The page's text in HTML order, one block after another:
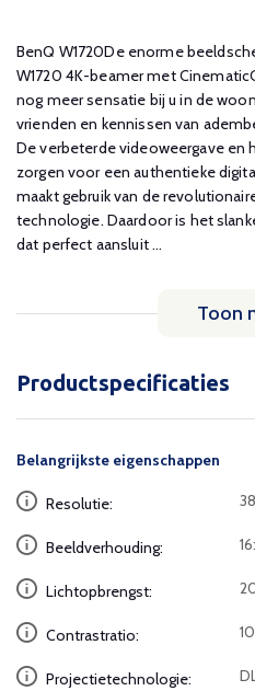
BenQ W1720De enorme
W1720 4K-beamer met
nog meer sensatie bij u in de
vrienden en kennissen van
De verbeterde videoweergave en
zorgen voor een authentieke
maakt gebruik van de
technologie. Daardoor is het
dat perfect aansluit ...
Toon
Productspecificaties
Belangrijkste eigenschappen
Resolutie:
Beeldverhouding:
Lichtopbrengst:
Contrastratio:
Projectietechnologie: